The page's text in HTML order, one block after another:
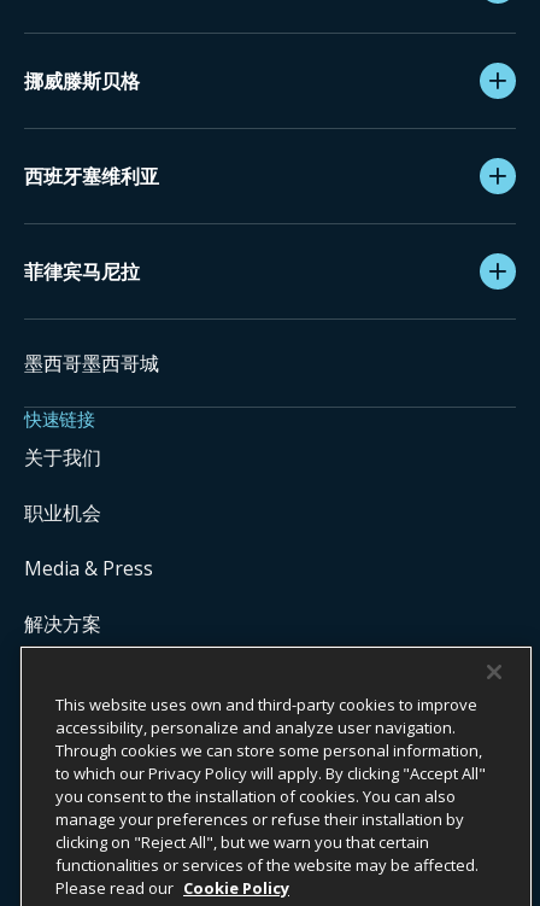
挪威滕斯贝格
西班牙塞维利亚
菲律宾马尼拉
墨西哥墨西哥城
快速链接
关于我们
职业机会
Media & Press
解决方案
版权所有 ©2026ONYX CENTERSOURCE。保留所有权利。
Onyx CenterSource 并非银行机构。所有支付服务均由与 Onyx
CenterSource 合作的持牌金融机构提供并处理。
This website uses own and third-party cookies to improve
accessibility, personalize and analyze user navigation.
Through cookies we can store some personal information,
to which our Privacy Policy will apply. By clicking "Accept All"
you consent to the installation of cookies. You can also
manage your preferences or refuse their installation by
clicking on "Reject All", but we warn you that certain
functionalities or services of the website may be affected.
Please read our Cookie Policy